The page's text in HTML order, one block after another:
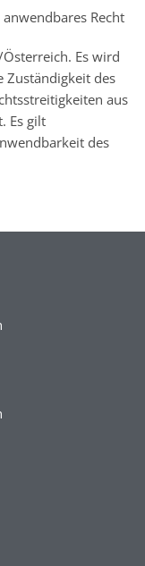
Recht
Es wird
Zuständigkeit des
aus
Es gilt
des